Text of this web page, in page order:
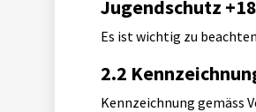
Jugendschutz +18
Es ist wichtig zu
2.2
Kennzeichnung gemäss